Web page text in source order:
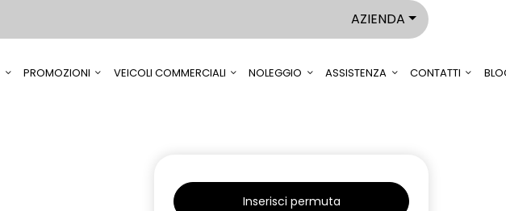
AZIENDA
PROMOZIONI VEICOLI COMMERCIALI NOLEGGIO ASSISTENZA CONTATTI
Inserisci permuta